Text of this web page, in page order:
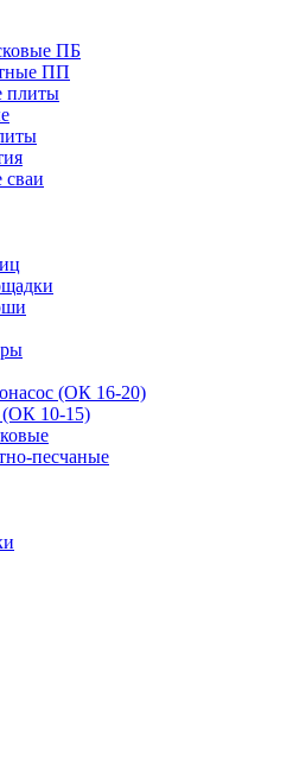
ПБ
ПП
плиты
сваи
(ОК 16-20)
(ОК 10-15)
песчаные